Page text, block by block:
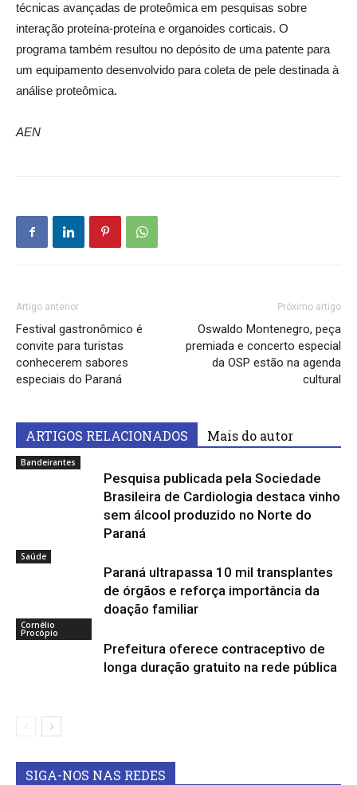
técnicas avançadas de proteômica em pesquisas sobre
interação proteína-proteína e organoides corticais. O
programa também resultou no depósito de uma patente para
um equipamento desenvolvido para coleta de pele destinada à
análise proteômica.
AEN
Artigo anterior
Festival gastronômico é
convite para turistas
conhecerem sabores
especiais do Paraná
Próximo artigo
Oswaldo Montenegro, peça
premiada e concerto especial
da OSP estão na agenda
cultural
ARTIGOS RELACIONADOS Mais do autor
Bandeirantes
Pesquisa publicada pela Sociedade
Brasileira de Cardiologia destaca vinho
sem álcool produzido no Norte do
Paraná
Saúde
Paraná ultrapassa 10 mil transplantes
de órgãos e reforça importância da
doação familiar
Cornélio
Procópio
Prefeitura oferece contraceptivo de
longa duração gratuito na rede pública
SIGA-NOS NAS REDES